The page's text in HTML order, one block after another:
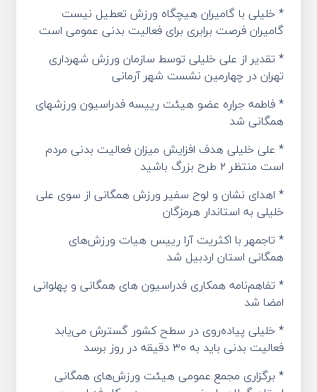
* خلیلی با گامیران هیچگاه ورزش تعطیل نیست
گامیران فرصت برابری برای فعالیت بدنی عمومی است
* تقدیر از علی خلیلی توسط سازمان ورزش شهرداری
تهران در چهارمین نشست شهر آرمانی
* فاطمه جراره عضو هیئت رییسه فدراسیون ورزشهای
همگانی شد
* علی خلیلی هدف‌ افزایش میزان فعالیت بدنی مردم
است منتظر ۲ طرح بزرگ باشید
* اهدای نشان و لوح سفیر ورزش همگانی از سوی علی
خلیلی به استاندار هرمزگان
* تاجمهر با اکثریت آرا رییس هیات ورزش‌های
همگانی استان اردبیل شد
* تفاهم‌نامه همکاری فدراسیون های همگانی و پهلوانی
امضا شد
* خلیلی پیاده‌روی در سطح کشور گسترش می‌یابد
فعالیت بدنی باید به ۳۰ دقیقه در روز برسد
* برگزاری مجمع عمومی هیئت ورزش‌های همگانی